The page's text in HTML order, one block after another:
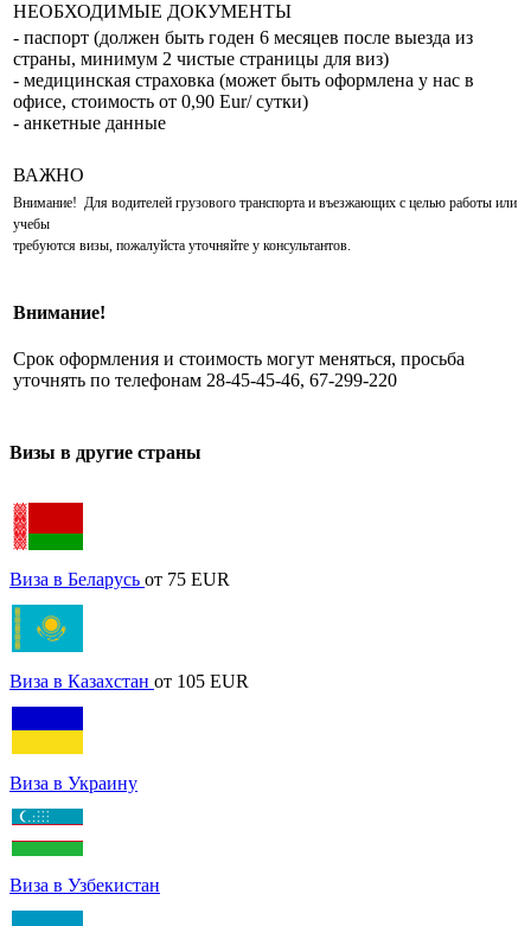
НЕОБХОДИМЫЕ ДОКУМЕНТЫ
- паспорт (должен быть годен 6 месяцев после выезда из
страны, минимум 2 чистые страницы для виз)
- медицинская страховка (может быть оформлена у нас в
офисе, стоимость от 0,90 Eur/ сутки)
- анкетные данные
ВАЖНО
Внимание! Для водителей грузового транспорта и въезжающих с целью работы или
учебы
требуются визы, пожалуйста уточняйте у консультантов.
Внимание!
Срок оформления и стоимость могут меняться, просьба
уточнять по телефонам 28-45-45-46, 67-299-220
Визы в другие страны
Виза в Беларусь от 75 EUR
Виза в Казахстан от 105 EUR
Виза в Украину
Виза в Узбекистан